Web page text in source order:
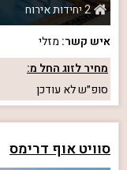
2 יחידות אירוח
איש קשר: מזלי
מחיר לזוג החל מ:
סופ״שלא עודכן
סוויט אוף דרימס